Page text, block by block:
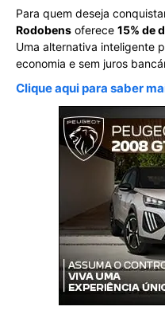
Para quem deseja
Rodobens oferece 15% de
Uma alternativa inteligente
economia e sem juros
Clique aqui para saber